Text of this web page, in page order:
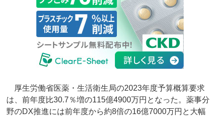
厚生労働省医薬・生活衛生局の2023年度予算概算要求
は、前年度比30.7％増の115億4900万円となった。薬事分
野のDX推進には前年度から約8倍の16億7000万円と大幅